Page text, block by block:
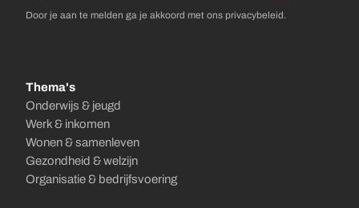
Door je aan te melden ga je akkoord met ons privacybeleid.
Thema's
Onderwijs & jeugd
Werk & inkomen
Wonen & samenleven
Gezondheid & welzijn
Organisatie & bedrijfsvoering